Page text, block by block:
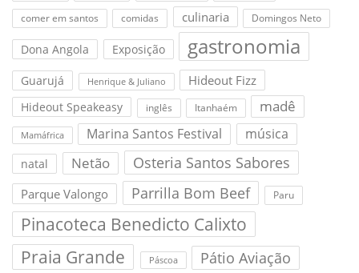
comer em santos
comidas culinaria Domingos Neto
Dona Angola Exposição gastronomia
Guarujá Henrique & Juliano Hideout Fizz
Hideout Speakeasy inglês Itanhaém madê
Mamáfrica Marina Santos Festival música
natal Netão Osteria Santos Sabores
Parque Valongo Parrilla Bom Beef Paru
Pinacoteca Benedicto Calixto
Praia Grande
Páscoa Pátio Aviação